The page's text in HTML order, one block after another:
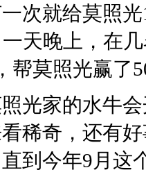
次就给莫照
天晚上，在
帮莫照光赢了
家的水牛会
稀奇，还有
到今年9月这